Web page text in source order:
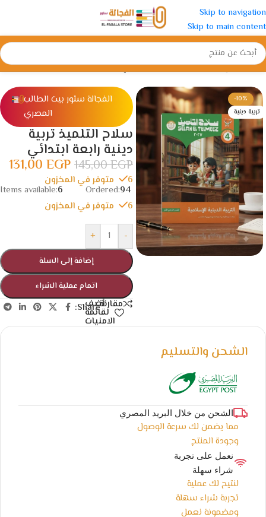
Skip to navigation
Skip to main content
الرئيسية/الإبتدائية/الصف الرابع الأبتدائي
-10%
تربية دينية
الفجالة ستور بيت الطالب
المصري
سلاح التلميذ تربية
دينية رابعة ابتدائي
145,00EGP
131,00 EGP
6 متوفر في المخزون
Ordered:94
Items available:6
6 متوفر في المخزون
-
+
إضافة إلى السلة
اتمام عملية الشراء
مقارنةأضف
لقائمة
الامنيات
Share:
الشحن والتسليم
الشحن من خلال البريد المصري
مما يضمن لك سرعة الوصول
وجودة المنتج
نعمل على تجربة
شراء سهلة
لنتيح لك عملية
تجربة شراء سهلة
ومضمونة نعمل